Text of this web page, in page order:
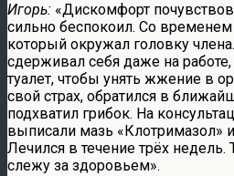
Игорь: «Дискомфорт
сильно беспокоил. Со временем
который окружал головку
сдерживал себя даже на работе,
туалет, чтобы унять жжение в
свой страх, обратился в
подхватил грибок. На
выписали мазь «Клотримазол»
Лечился в течение трёх недель.
слежу за здоровьем».